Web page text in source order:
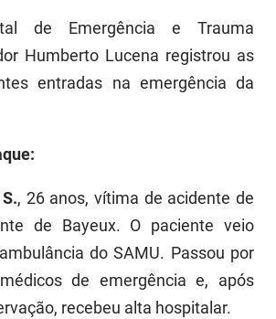
Hídricos
de Emergência e Trauma
Humberto Lucena registrou as
entradas na emergência da
, 26 anos, vítima de acidente de
de Bayeux. O paciente veio
do SAMU. Passou por
de emergência e, após
recebeu alta hospitalar.